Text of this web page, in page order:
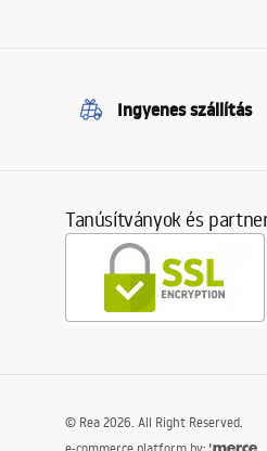
Ingyenes szállítás
Tanúsítványok és
© Rea 2026. All Right Reserved.